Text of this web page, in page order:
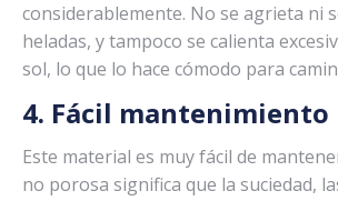
considerablemente. No se agrieta ni
heladas, y tampoco se calienta
sol, lo que lo hace cómodo para
4. Fácil mantenimiento
Este material es muy fácil de
no porosa significa que la suciedad,